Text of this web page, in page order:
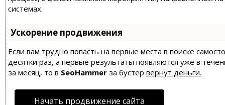
системах.
Ускорение продвижения
Если вам трудно попасть на первые места в поиске
десятки раз, а первые результаты появляются уже в
за месяц, то в SeoHammer за бустер вернут деньги.
Начать продвижение сайта
m
e
n
u